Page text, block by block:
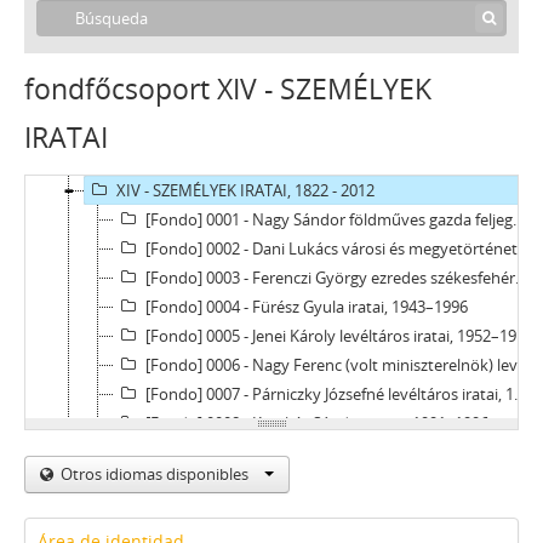
fondfőcsoport XIV - SZEMÉLYEK
IRATAI
VII - A JOGSZOLGÁLTATÁS TERÜLETI SZERVEI, 1876 - 1949
IX - TESTÜLETEK, 1869 - 1997
X - EGYESÜLETEK, (TÖMEG)SZERVEZETEK, PÁRTOK, 1948 - 2012
XIV - SZEMÉLYEK IRATAI, 1822 - 2012
[Fondo] 0001 - Nagy Sándor földműves gazda feljegyzései, 1912–1934
[Fondo] 0002 - Dani Lukács városi és megyetörténeti írásai, 1975–1985
[Fondo] 0003 - Ferenczi György ezredes székesfehérvári hadtestparancsnok iratai, 1988–1991
[Fondo] 0004 - Fürész Gyula iratai, 1943–1996
[Fondo] 0005 - Jenei Károly levéltáros iratai, 1952–1962
[Fondo] 0006 - Nagy Ferenc (volt miniszterelnök) levelei, 1977–1978
[Fondo] 0007 - Párniczky Józsefné levéltáros iratai, 1973 - 1978
[Fondo] 0008 - Kecskés Sándor iratai, 1991–1996
[Fondo] 0009 - Remetey Tibor városrendező mérnök iratai, 1963–1995
[Fondo] 0010 - Tímár Sándor a polgári védelem parancsnokának iratai, 1958–1988
Otros idiomas disponibles